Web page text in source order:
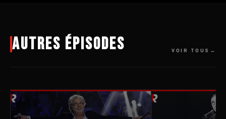
Autres épisodes VOIR TOUS